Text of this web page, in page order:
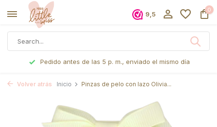
9,5
0
Pedido antes de las 5 p. m., enviado el mismo día
Volver atrás Inicio Pinzas de pelo con lazo Olivia...